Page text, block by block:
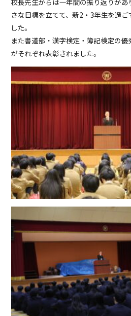
校長先生からは一年間の振り返りが
さな目標を立てて、新2・3年生を過
した。
また書道部・漢字検定・簿記検定の
がそれぞれ表彰されました。